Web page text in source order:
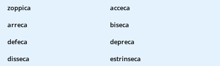
zoppica
acceca
arreca
biseca
defeca
depreca
disseca
estrinseca